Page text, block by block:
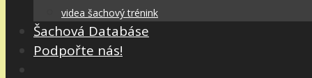
videa šachový trénink
Šachová Databáse
Podpořte nás!